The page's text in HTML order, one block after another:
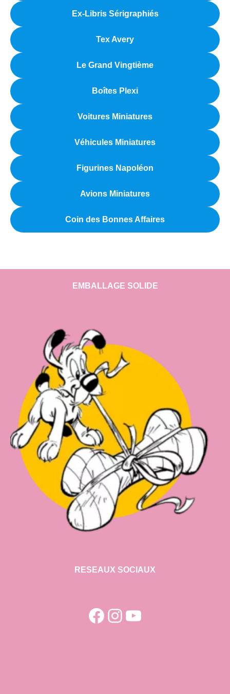
Ex-Libris Sérigraphiés
Tex Avery
Le Grand Vingtième
Boîtes Plexi
Voitures Miniatures
Véhicules Miniatures
Figurines Napoléon
Avions Miniatures
Coin des Bonnes Affaires
EMBALLAGE SOLIDE
RESEAUX SOCIAUX
Facebook
Instagram
YouTube